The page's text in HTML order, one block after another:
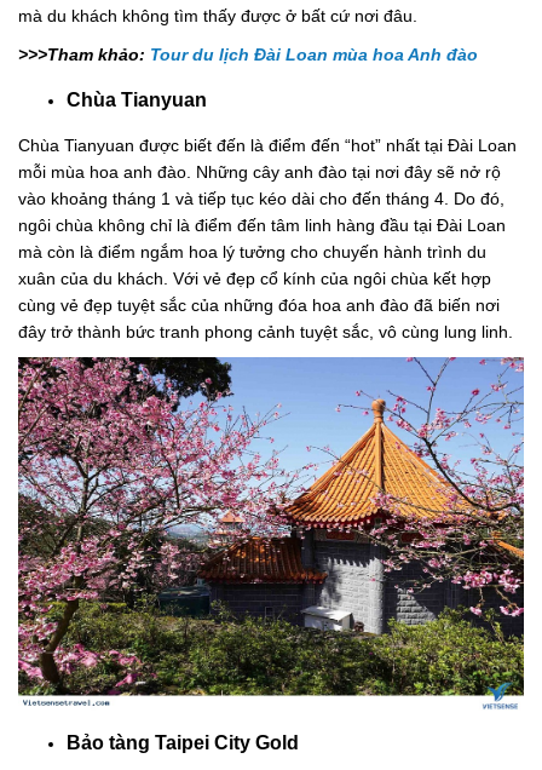
mà du khách không tìm thấy được ở bất cứ nơi đâu.
>>>Tham khảo: Tour du lịch Đài Loan mùa hoa Anh đào
Chùa Tianyuan
Chùa Tianyuan được biết đến là điểm đến “hot” nhất tại Đài Loan
mỗi mùa hoa anh đào. Những cây anh đào tại nơi đây sẽ nở rộ
vào khoảng tháng 1 và tiếp tục kéo dài cho đến tháng 4. Do đó,
ngôi chùa không chỉ là điểm đến tâm linh hàng đầu tại Đài Loan
mà còn là điểm ngắm hoa lý tưởng cho chuyến hành trình du
xuân của du khách. Với vẻ đẹp cổ kính của ngôi chùa kết hợp
cùng vẻ đẹp tuyệt sắc của những đóa hoa anh đào đã biến nơi
đây trở thành bức tranh phong cảnh tuyệt sắc, vô cùng lung linh.
Bảo tàng Taipei City Gold